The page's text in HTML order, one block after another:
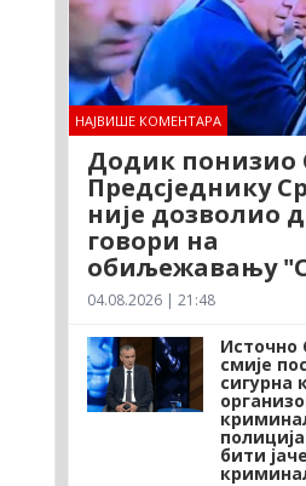
НАЈВИШЕ КОМЕНТАРА
Додик понизио
Предсједнику
није дозволио
говори на
обиљежавању
04.08.2026 | 21:48
Источно
смије
сигурна
бити